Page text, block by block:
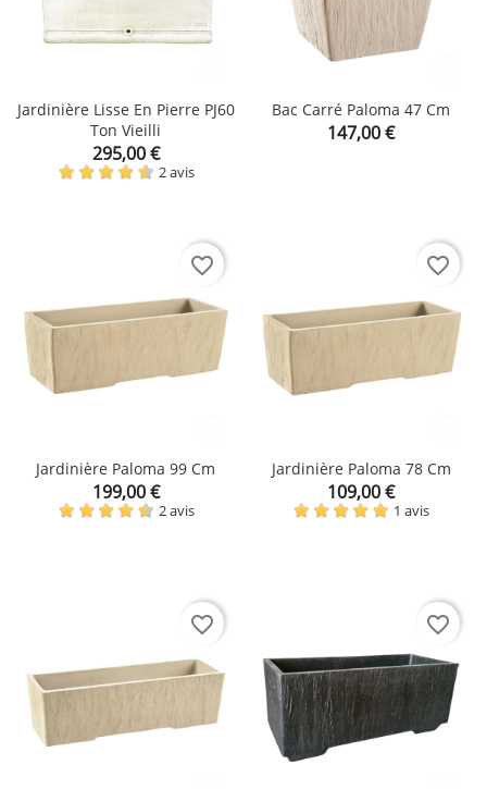
Jardinière Lisse En Pierre PJ60
Ton Vieilli
Prix
295,00 €
2 avis
Bac Carré Paloma 47 Cm
Prix
147,00 €
Jardinière Paloma 99 Cm
Prix
199,00 €
2 avis
favorite_border
Jardinière Paloma 78 Cm
Prix
109,00 €
1 avis
favorite_border
favorite_border favorite_border